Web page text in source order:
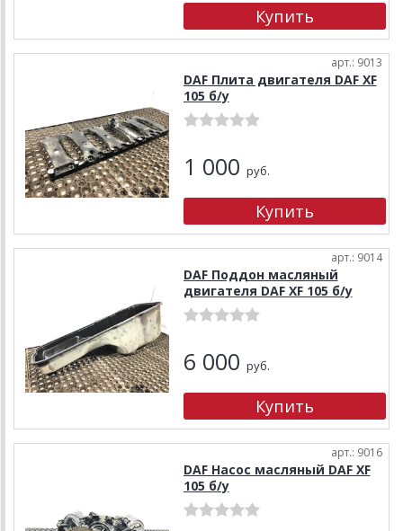
арт.: 9013
DAF Плита двигателя DAF XF
105 б/у
1 000 руб.
арт.: 9014
DAF Поддон масляный
двигателя DAF XF 105 б/у
6 000 руб.
арт.: 9016
DAF Насос масляный DAF XF
105 б/у